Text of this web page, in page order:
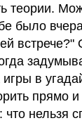
теории.
было
встрече?"
в
прямо и
нельзя